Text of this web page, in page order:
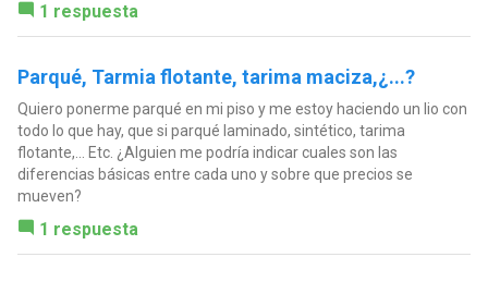
1 respuesta
Parqué, Tarmia flotante, tarima maciza,¿...?
Quiero ponerme parqué en mi piso y me estoy haciendo un lio con
todo lo que hay, que si parqué laminado, sintético, tarima
flotante,... Etc. ¿Alguien me podría indicar cuales son las
diferencias básicas entre cada uno y sobre que precios se
mueven?
1 respuesta